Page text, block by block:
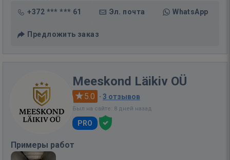
+372 *** *** 61 Эл. почта WhatsApp
Предложить заказ
Meeskond Läikiv OÜ
5.0 · 3 отзывов
Был на сайте: 8 дней назад
PRO
Примеры работ